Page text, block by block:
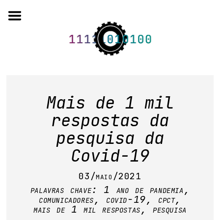
to
quem somos
artigos em periódicos
anais de eventos
capítulos de livros
editorial
Mais de 1 mil
respostas da
pesquisa da
Covid-19
03/maio/2021
palavras chave: 1 ano de pandemia,
comunicadores, covid-19, cpct,
mais de 1 mil respostas,pesquisa